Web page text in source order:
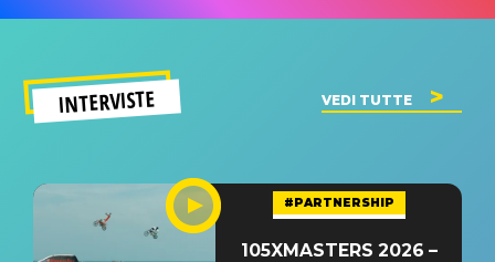
INTERVISTE VEDI TUTTE
#PARTNERSHIP
105XMASTERS 2026 –